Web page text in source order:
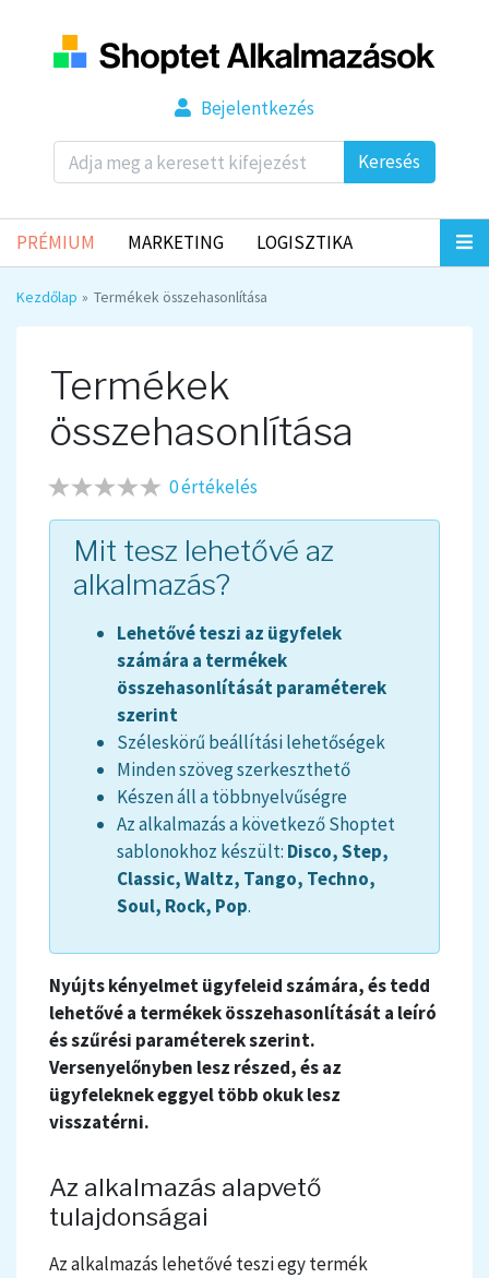
Keresés
Bejelentkezés
PRÉMIUM MARKETING LOGISZTIKA
Kezdőlap Termékek összehasonlítása
Termékek
összehasonlítása
0 értékelés
Mit tesz lehetővé az
alkalmazás?
Lehetővé teszi az ügyfelek
számára a termékek
összehasonlítását paraméterek
szerint
Széleskörű beállítási lehetőségek
Minden szöveg szerkeszthető
Készen áll a többnyelvűségre
Az alkalmazás a következő Shoptet
sablonokhoz készült: Disco, Step,
Classic, Waltz, Tango, Techno,
Soul, Rock, Pop.
Nyújts kényelmet ügyfeleid számára, és tedd
lehetővé a termékekösszehasonlítását a leíró
és szűrési paraméterek szerint.
Versenyelőnyben lesz részed, és az
ügyfeleknek eggyel több okuk lesz
visszatérni.
Az alkalmazás alapvető
tulajdonságai
Az alkalmazás lehetővé teszi egy termék